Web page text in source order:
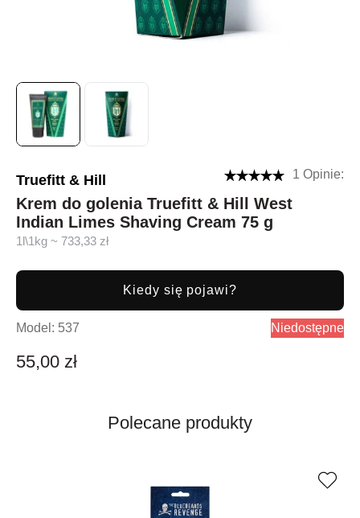
Truefitt & Hill 1 Opinie:
Krem do golenia Truefitt & Hill West
Indian Limes Shaving Cream 75 g
Niedostępne
Model: 537
55,00 zł
1l\1kg ~ 733,33 zł
Kiedy się pojawi?
Polecane produkty